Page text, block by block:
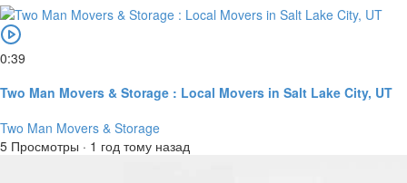
0:39
Two Man Movers & Storage : Local Movers in Salt Lake City, UT
Two Man Movers & Storage
5 Просмотры · 1 год тому назад